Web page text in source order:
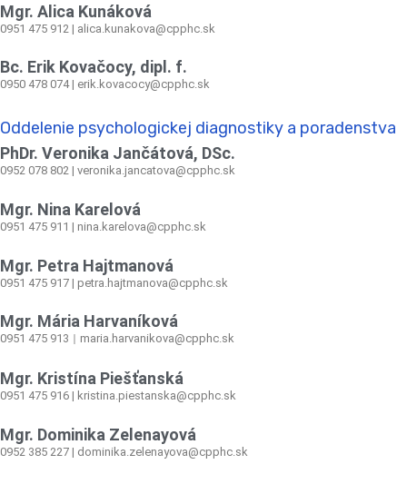
Mgr. Alica Kunáková
0951 475 912 | alica.kunakova@cpphc.sk
Bc. Erik Kovačocy, dipl. f.
0950 478 074 | erik.kovacocy@cpphc.sk
Oddelenie psychologickej diagnostiky a poradenstva
PhDr. Veronika Jančátová, DSc.
0952 078 802 | veronika.jancatova@cpphc.sk
Mgr. Nina Karelová
0951 475 911 | nina.karelova@cpphc.sk
Mgr. Petra Hajtmanová
0951 475 917 | petra.hajtmanova@cpphc.sk
Mgr. Mária Harvaníková
0951 475 913 maria.harvanikova@cpphc.sk
Mgr. Kristína Piešťanská
0951 475 916 | kristina.piestanska@cpphc.sk
Mgr. Dominika Zelenayová
0952 385 227 | dominika.zelenayova@cpphc.sk